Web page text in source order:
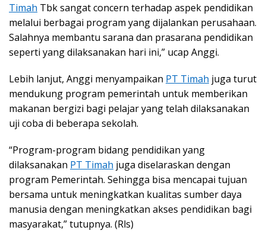
Timah Tbk sangat concern terhadap aspek pendidikan
melalui berbagai program yang dijalankan perusahaan.
Salahnya membantu sarana dan prasarana pendidikan
seperti yang dilaksanakan hari ini,” ucap Anggi.
Lebih lanjut, Anggi menyampaikan PT Timah juga turut
mendukung program pemerintah untuk memberikan
makanan bergizi bagi pelajar yang telah dilaksanakan
uji coba di beberapa sekolah.
“Program-program bidang pendidikan yang
dilaksanakan PT Timah juga diselaraskan dengan
program Pemerintah. Sehingga bisa mencapai tujuan
bersama untuk meningkatkan kualitas sumber daya
manusia dengan meningkatkan akses pendidikan bagi
masyarakat,” tutupnya. (Rls)